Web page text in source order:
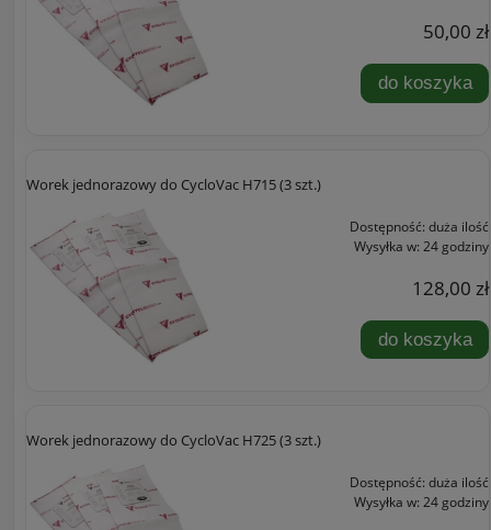
50,00 zł
do koszyka
Worek jednorazowy do CycloVac H715 (3 szt.)
Dostępność: duża ilość
Wysyłka w: 24 godziny
128,00 zł
do koszyka
Worek jednorazowy do CycloVac H725 (3 szt.)
Dostępność: duża ilość
Wysyłka w: 24 godziny